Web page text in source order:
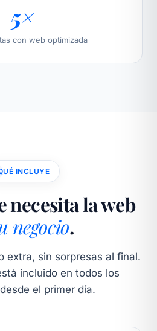
5×
con web optimizada
INCLUYE
necesita la web
negocio.
extra, sin sorpresas al final.
incluido en todos los
el primer día.